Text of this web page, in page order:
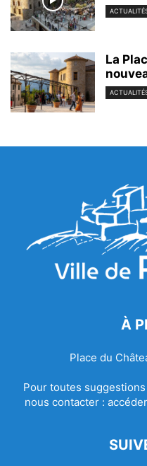
La
À
Place du
Pour toutes
nous contacter :